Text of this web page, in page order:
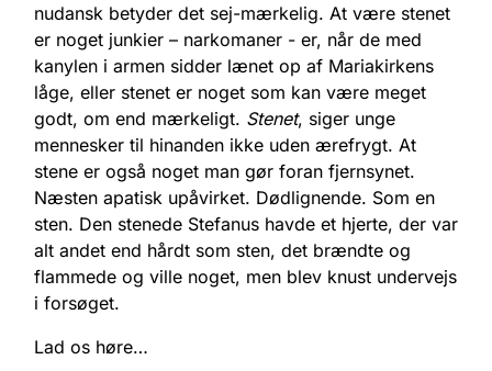
nudansk betyder det sej-mærkelig. At være stenet
er noget junkier – narkomaner - er, når de med
kanylen i armen sidder lænet op af Mariakirkens
låge, eller stenet er noget som kan være meget
godt, om end mærkeligt. Stenet, siger unge
mennesker til hinanden ikke uden ærefrygt. At
stene er også noget man gør foran fjernsynet.
Næsten apatisk upåvirket. Dødlignende. Som en
sten. Den stenede Stefanus havde et hjerte, der var
alt andet end hårdt som sten, det brændte og
flammede og ville noget, men blev knust undervejs
i forsøget.
Lad os høre…